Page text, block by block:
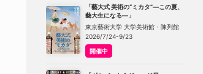
「藝大式 美術の“ミカタ”―この夏、
藝大生になる―」
東京藝術大学 大学美術館・陳列館
2026/7/24-9/23
開催中